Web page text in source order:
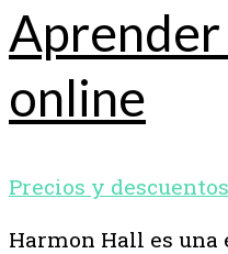
Aprender
online
Precios y descuentos
Harmon Hall es una